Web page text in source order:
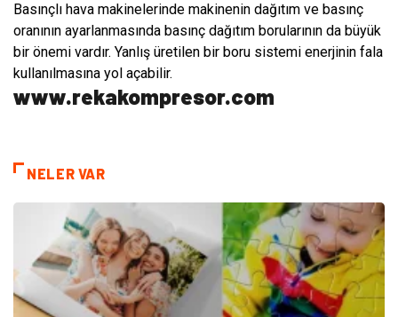
Basınçlı hava makinelerinde makinenin dağıtım ve basınç
oranının ayarlanmasında basınç dağıtım borularının da büyük
bir önemi vardır. Yanlış üretilen bir boru sistemi enerjinin fala
kullanılmasına yol açabilir.
www.rekakompresor.com
NELER VAR